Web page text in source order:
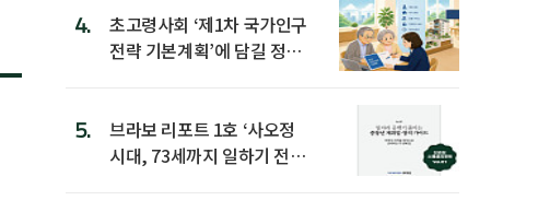
4.
초고령사회 ‘제1차 국가인구
전략 기본계획’에 담길 정책
5.
브라보 리포트 1호 ‘사오정
시대, 73세까지 일하기 전략’